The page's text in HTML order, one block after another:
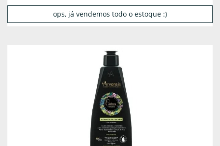
ops, já vendemos todo o estoque :)